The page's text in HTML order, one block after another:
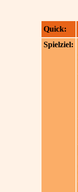
Quick:
Spielziel: